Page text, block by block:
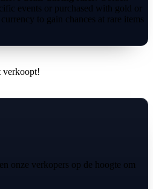
events or purchased with gold or
to gain chances at rare items
verkoopt!
onze verkopers op de hoogte om